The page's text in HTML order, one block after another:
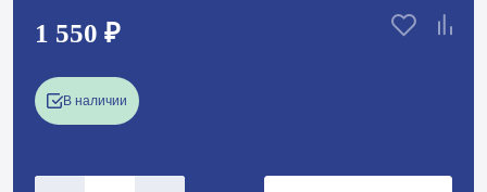
1 550 ₽
В наличии